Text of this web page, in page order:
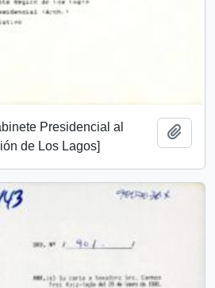
Presidencial al
de Los Lagos]